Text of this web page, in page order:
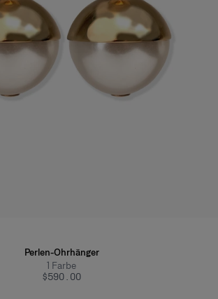
Perlen-Ohrhänger
1 Farbe
$590.00